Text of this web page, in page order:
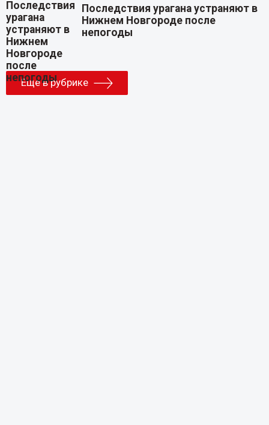
Последствия урагана устраняют в
Нижнем Новгороде после
непогоды
Еще в рубрике